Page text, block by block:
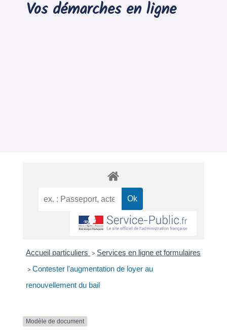
Vos démarches en ligne
Accueil particuliers > Services en ligne et formulaires
> Contester l'augmentation de loyer au
renouvellement du bail
Modèle de document